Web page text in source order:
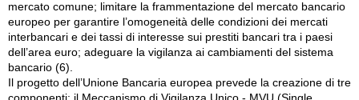
mercato comune; limitare la frammentazione del mercato bancario
europeo per garantire l’omogeneità delle condizioni dei mercati
interbancari e dei tassi di interesse sui prestiti bancari tra i paesi
dell’area euro; adeguare la vigilanza ai cambiamenti del sistema
bancario (6).
Il progetto dell’Unione Bancaria europea prevede la creazione di tre